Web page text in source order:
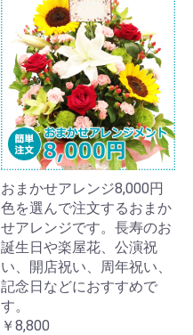
おまかせアレンジ8,000円
色を選んで注文するおまか
せアレンジです。長寿のお
誕生日や楽屋花、公演祝
い、開店祝い、周年祝い、
記念日などにおすすめで
す。
￥8,800